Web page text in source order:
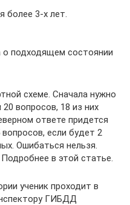
3-х лет.
о подходящем состоянии
схеме. Сначала нужно
вопросов, 18 из них
ответе придется
если будет 2
Ошибаться нельзя.
в этой статье.
ученик проходит в
ГИБДД